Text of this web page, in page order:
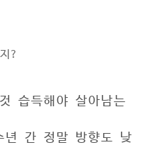
?
습득해야 살아남는
년 간 정말 방향도 낮